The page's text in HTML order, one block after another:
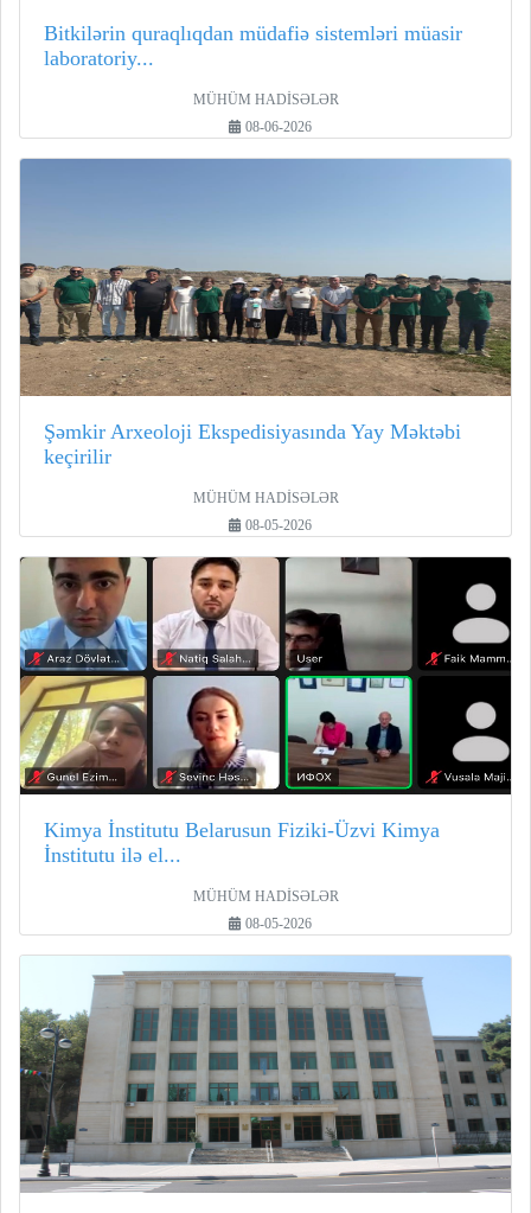
Bitkilərin quraqlıqdan müdafiə sistemləri müasir
laboratoriy...
MÜHÜM HADİSƏLƏR
08-06-2026
Şəmkir Arxeoloji Ekspedisiyasında Yay Məktəbi
keçirilir
MÜHÜM HADİSƏLƏR
08-05-2026
Kimya İnstitutu Belarusun Fiziki-Üzvi Kimya
İnstitutu ilə el...
MÜHÜM HADİSƏLƏR
08-05-2026